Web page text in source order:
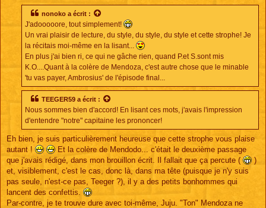
nonoko a écrit :
J'adooooore, tout simplement!
Un vrai plaisir de lecture, du style, du style, du style et cette strophe! Je
la récitais moi-même en la lisant...
En plus j'ai bien ri, ce qui ne gâche rien, quand P.et S.sont mis
K.O....Quant à la colère de Mendoza, c'est autre chose que le minable
'tu vas payer, Ambrosius' de l'épisode final...
TEEGER59 a écrit :
Nous sommes bien d'accord! En lisant ces mots, j'avais l'impression
d'entendre "notre" capitaine les prononcer!
Eh bien, je suis particulièrement heureuse que cette strophe vous plaise
autant !
Et la colère de Mendodo... c'était le deuxième passage
que j'avais rédigé, dans mon brouillon écrit. Il fallait que ça percute (
)
et, visiblement, c'est le cas, donc là, dans ma tête (puisque je n'y suis
pas seule, n'est-ce pas, Teeger ?), il y a des petits bonhommes qui
lancent des confettis.
Par-contre, je te trouve dure avec toi-même, Juju. "Ton" Mendoza ne